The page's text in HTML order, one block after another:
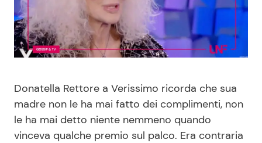
Benessere
Casa
Moda e Style
Mondo Mamma
Cucina e Ricette
Consigli di Cucina
Dolci
Le Ricette in TV
Donatella Rettore a Verissimo ricorda che sua
madre non le ha mai fatto dei complimenti, non
le ha mai detto niente nemmeno quando
vinceva qualche premio sul palco. Era contraria